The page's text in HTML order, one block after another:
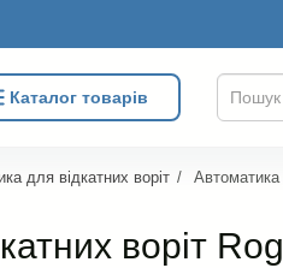
Каталог товарів
для відкатних воріт Автоматика
воріт